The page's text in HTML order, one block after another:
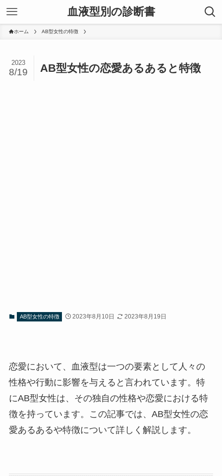
血液型別の診断書
ホーム AB型女性の特徴
AB型女性の恋愛あるあると特徴
2023
8/19
AB型女性の特徴 2023年8月10日 2023年8月19日
恋愛において、血液型は一つの要素として人々の
性格や行動に影響を与えると言われています。特
にAB型女性は、その独自の性格や恋愛における特
徴を持っています。この記事では、AB型女性の恋
愛あるあるや特徴について詳しく解説します。